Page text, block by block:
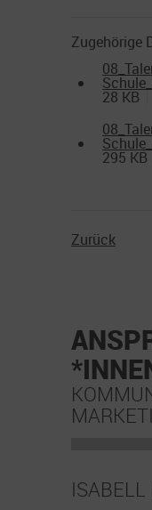
Zugehörige
28 KB
295 KB
Zurück
ISABELL